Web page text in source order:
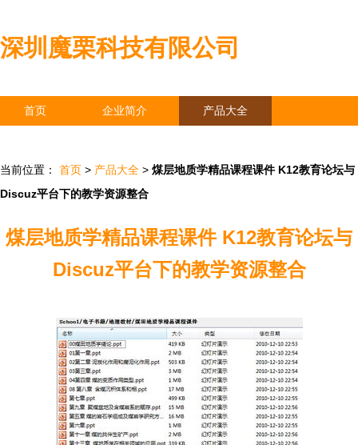
深圳魔栗科技有限公司
首页 企业简介 产品大全
当前位置： 首页 > 产品大全 > 煤层地质学精品课程课件 K12教育论坛与
Discuz平台下的教学资源整合
煤层地质学精品课程课件 K12教育论坛与
Discuz平台下的教学资源整合